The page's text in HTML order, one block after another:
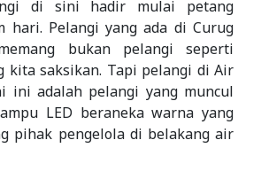
di sini hadir mulai petang
hari. Pelangi yang ada di Curug
bukan pelangi seperti
kita saksikan. Tapi pelangi di Air
ini adalah pelangi yang muncul
LED beraneka warna yang
pihak pengelola di belakang air